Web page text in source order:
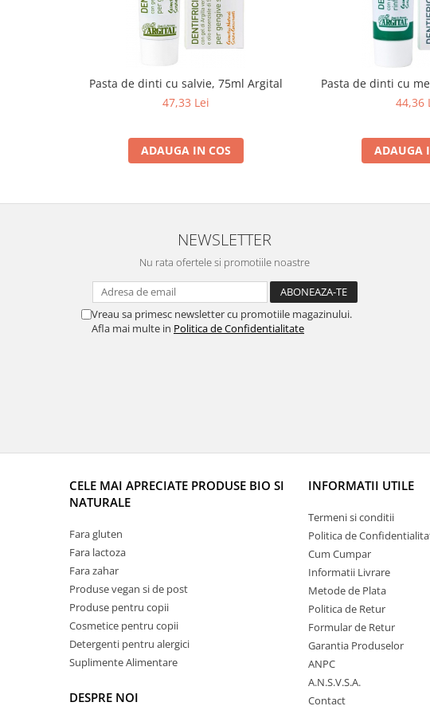
Pasta de dinti cu salvie, 75ml Argital
47,33 Lei
ADAUGA IN COS
Pasta de dinti cu
44,36
ADAUGA
NEWSLETTER
Nu rata ofertele si promotiile noastre
Vreau sa primesc newsletter cu promotiile magazinului.
Afla mai multe in Politica de Confidentialitate
CELE MAI APRECIATE PRODUSE BIO SI
NATURALE
Fara gluten
Fara lactoza
Fara zahar
Produse vegan si de post
Produse pentru copii
Cosmetice pentru copii
Detergenti pentru alergici
Suplimente Alimentare
DESPRE NOI
INFORMATII UTILE
Termeni si conditii
Politica de
Cum Cumpar
Informatii Livrare
Metode de Plata
Politica de Retur
Formular de Retur
Garantia Produselor
ANPC
A.N.S.V.S.A.
Contact